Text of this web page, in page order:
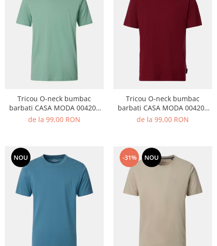
camasi imprimeuri diverse
camasi dupa lungimea manecii
camasi maneca lunga
camasi maneca scurta
accesorii outdoor
MAURITIUS
DALACO
STETSON
MAMMUT
BURLINGTON
FISCHER
Tricou O-neck bumbac
barbati CASA MODA 004200
verde deschis
de la 99,00 RON
Tricou O-neck bumbac
barbati CASA MODA 004200
visiniu
de la 99,00 RON
NOU -31% NOU